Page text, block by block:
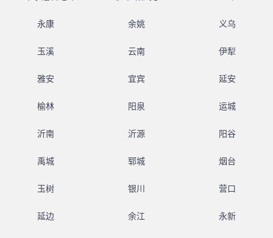
永康 余姚 义乌
玉溪 云南 伊犁
雅安 宜宾 延安
榆林 阳泉 运城
沂南 沂源 阳谷
禹城 郓城 烟台
玉树 银川 营口
延边 余江 永新